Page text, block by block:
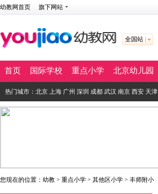
幼教网首页 旗下网站
全国站
首页 国际学校 重点小学 北京幼儿园
热门城市： 北京 上海 广州 深圳 成都 武汉 南京 西安 天津
您现在的位置： 幼教 > 重点小学 > 其他区小学 > 丰师附小